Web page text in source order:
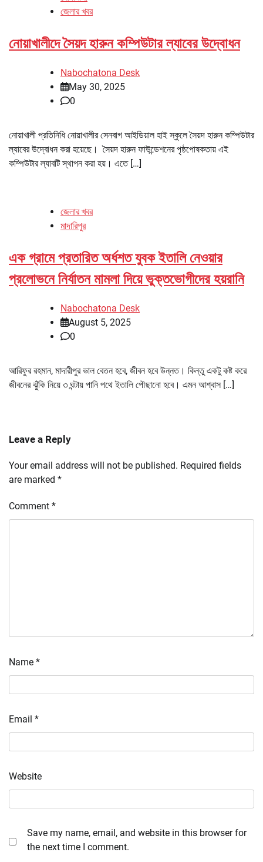
জেলার খবর
নোয়াখালীদে সৈয়দ হারুন কম্পিউটার ল্যাবের উদ্বোধন
Nabochatona Desk
May 30, 2025
0
নোয়াখালী প্রতিনিধি নোয়াখালীর সেনবাগ আইডিয়াল হাই স্কুলে সৈয়দ হারুন কম্পিউটার
ল্যাবের উদ্বোধন করা হয়েছে। সৈয়দ হারুন ফাউন্ডেশনের পৃষ্ঠপোষকতায় এই
কম্পিউটার ল্যাবটি স্থাপন করা হয়। এতে […]
জেলার খবর
মাদারিপুর
এক গ্রামে প্রতারিত অর্ধশত যুবক ইতালি নেওয়ার
প্রলোভনে নির্যাতন মামলা দিয়ে ভুক্তভোগীদের হয়রানি
Nabochatona Desk
August 5, 2025
0
আরিফুর রহমান, মাদারীপুর ভাল বেতন হবে, জীবন হবে উন্নত। কিন্তু একটু কষ্ট করে
জীবনের ঝুঁকি নিয়ে ৩ ঘন্টায় পানি পথে ইতালি পৌছানো হবে। এমন আশ্বাস […]
Leave a Reply
Your email address will not be published. Required fields
are marked *
Comment *
Name *
Email *
Website
Save my name, email, and website in this browser for
the next time I comment.